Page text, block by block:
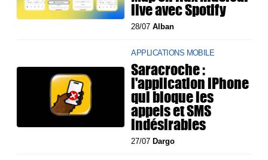
live avec Spotify
28/07Alban
APPLICATIONS MOBILE
Saracroche :
l'application iPhone
qui bloque les
appels et SMS
indésirables
27/07 Dargo